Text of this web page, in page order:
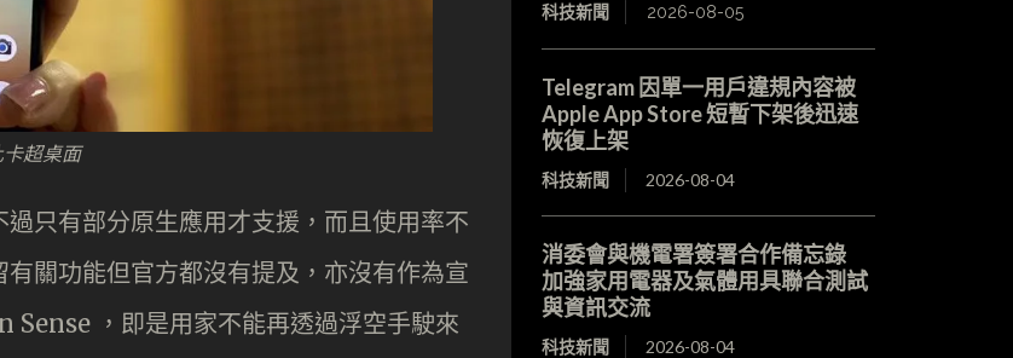
超桌面
只有部分原生應用才支援，而且使用率不
關功能但官方都沒有提及，亦沒有作為宣
，即是用家不能再透過浮空手駛來
科技新聞 2026-08-05
Telegram 因單一用戶違規內容被
Apple App Store 短暫下架後迅速
恢復上架
科技新聞 2026-08-04
消委會與機電署簽署合作備忘錄
加強家用電器及氣體用具聯合測試
與資訊交流
科技新聞 2026-08-04